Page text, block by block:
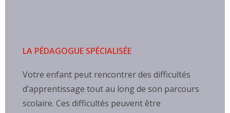
LA PÉDAGOGUE SPÉCIALISÉE
Votre enfant peut rencontrer des difficultés
d’apprentissage tout au long de son parcours
scolaire. Ces difficultés peuvent être